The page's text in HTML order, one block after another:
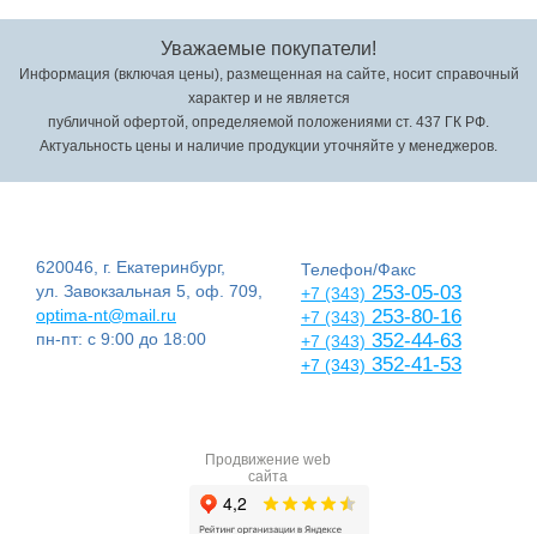
Уважаемые покупатели!
Информация (включая цены), размещенная на сайте, носит справочный
характер и не является
публичной офертой, определяемой положениями ст. 437 ГК РФ.
Актуальность цены и наличие продукции уточняйте у менеджеров.
620046, г. Екатеринбург,
ул. Завокзальная 5, оф. 709,
optima-nt@mail.ru
пн-пт: с 9:00 до 18:00
Телефон/Факс
+7 (343) 253-05-03
+7 (343) 253-80-16
+7 (343) 352-44-63
+7 (343) 352-41-53
Продвижение web
сайта